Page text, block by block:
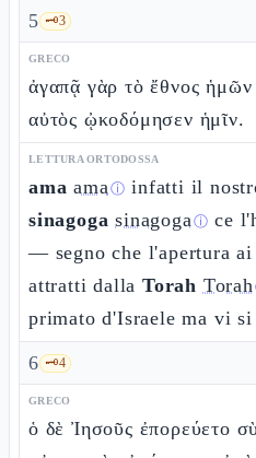
5 🗝️3
GRECO
ἀγαπᾷ γὰρ τὸ ἔθνος
αὐτὸς ᾠκοδόμησεν ἡμῖν.
LETTURA ORTODOSSA
ama amaⓘ infatti il
sinagoga sinagogaⓘ ce
— segno che l'apertura ai
attratti dallaTorah Torah
primato d'Israele ma vi si
6 🗝️4
GRECO
ὁ δὲ Ἰησοῦς ἐπορεύετο